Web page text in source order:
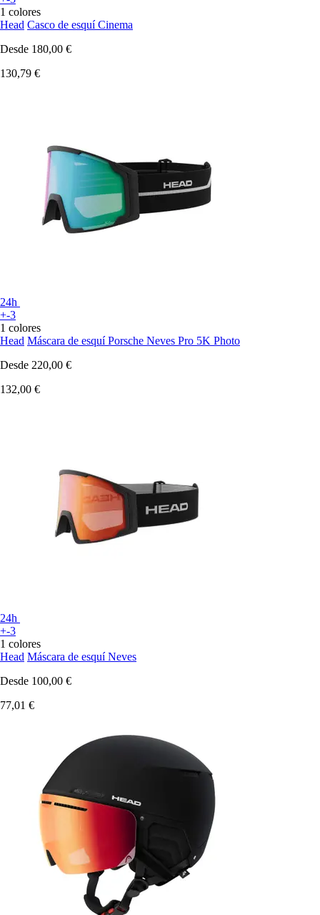
1 colores
Head Casco de esquí Cinema
Desde 180,00 €
130,79 €
24h
+-3
1 colores
Head Máscara de esquí Porsche Neves Pro 5K Photo
Desde 220,00 €
132,00 €
24h
+-3
1 colores
Head Máscara de esquí Neves
Desde 100,00 €
77,01 €